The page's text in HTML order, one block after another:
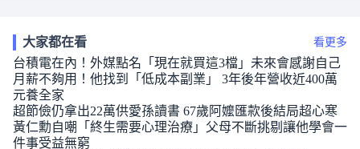
大家都在看 看更多
台積電在內！外媒點名「現在就買這3檔」未來會感謝自己
月薪不夠用！他找到「低成本副業」 3年後年營收近400萬
元養全家
超節儉仍拿出22萬供愛孫讀書 67歲阿嬤匯款後結局超心寒
黃仁勳自嘲「終生需要心理治療」父母不斷挑剔讓他學會一
件事受益無窮